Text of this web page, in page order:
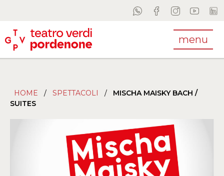
menu
HOME / SPETTACOLI /
MISCHA MAISKY BACH /
SUITES